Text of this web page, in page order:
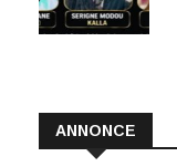
ANNONCE